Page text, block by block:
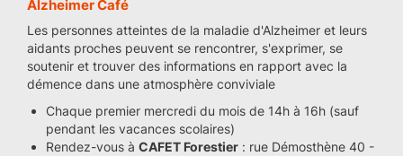
Alzheimer Café
Les personnes atteintes de la maladie d'Alzheimer et leurs
aidants proches peuvent se rencontrer, s'exprimer, se
soutenir et trouver des informations en rapport avec la
démence dans une atmosphère conviviale
Chaque premier mercredi du mois de 14h à 16h (sauf
pendant les vacances scolaires)
Rendez-vous à CAFET Forestier : rue Démosthène 40 -